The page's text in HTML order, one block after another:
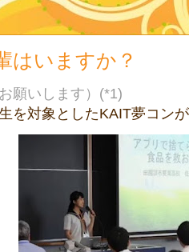
はいますか？
願いします）(*1)
を対象としたKAIT夢コン